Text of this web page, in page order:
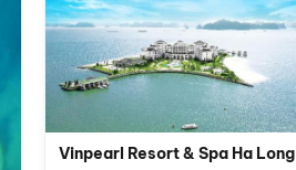
Vinpearl Resort & Spa Ha Long